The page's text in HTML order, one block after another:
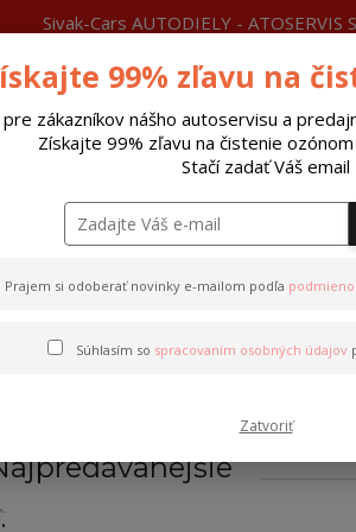
Sivak-Cars AUTODIELY - ATOSERVIS
Čítajte Viac
Neviete si
Zavolajte.
Riadiace jednotky xenon
99% zľavu na
pre zákazníkov nášho autoservisu a
Získajte 99% zľavu na čistenie
Stačí zadať Váš email
Prajem si odoberať novinky e-mailom podľa
Súhlasím so spracovaním osobných údajov
Zatvoriť